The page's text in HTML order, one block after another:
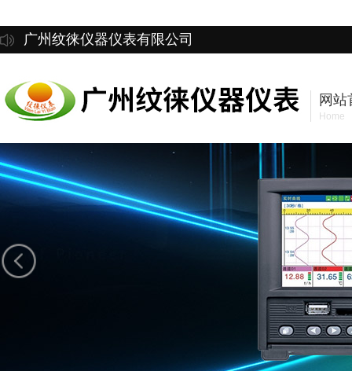
广州纹徕仪器仪表有限公司
网站
Home